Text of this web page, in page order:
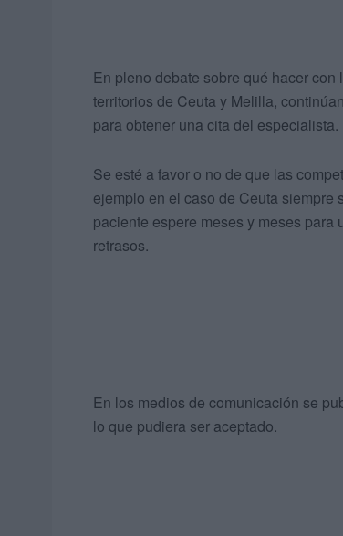
En pleno debate sobre qué hacer
territorios de Ceuta y Melilla,
para obtener una cita del especialista.
Se esté a favor o no de que las
ejemplo en el caso de Ceuta siempre
paciente espere meses y meses
retrasos.
En los medios de comunicación se
lo que pudiera ser aceptado.